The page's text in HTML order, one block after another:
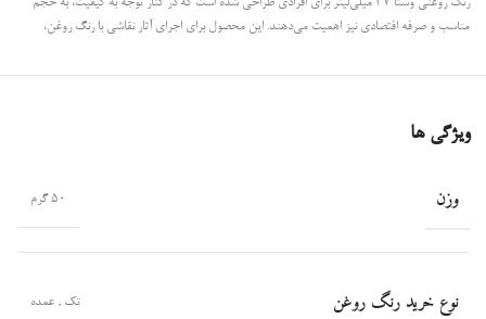
مناسب و صرفه اقتصادی نیز اهمیت می‌دهند. این محصول برای اجرای آثار نقاشی با رنگ روغن،
همچنین حجم 37 میلی‌لیتری آن موجب می‌شود کاربر بتواند متناسب با نیاز خود، رنگ‌های مختلف را
این ویژگی به‌ویژه برای هنرجویان و افرادی که در حال تکمیل مجموعه رنگ‌های خود هستند اهمیت
هنرمندانی که در پروژه‌های هنری و تمرینی به رنگی با کاربرد عمومی نیاز دارند نیز، این محصول
SHOW MORE
ویژگی ها
وزن 50 گرم
نوع خرید رنگ روغن تک , عمده